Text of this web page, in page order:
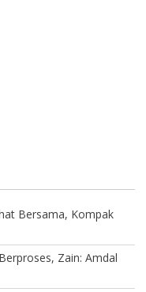
Bersama, Kompak
Zain: Amdal